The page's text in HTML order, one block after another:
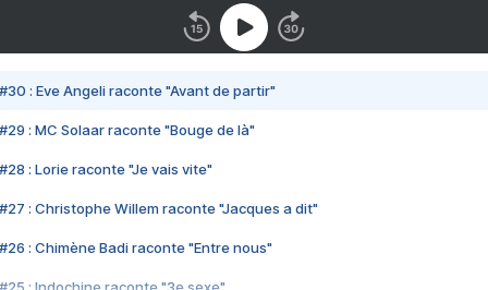
#30 : Eve Angeli raconte "Avant de partir"
#29 : MC Solaar raconte "Bouge de là"
#28 : Lorie raconte "Je vais vite"
#27 : Christophe Willem raconte "Jacques a dit"
#26 : Chimène Badi raconte "Entre nous"